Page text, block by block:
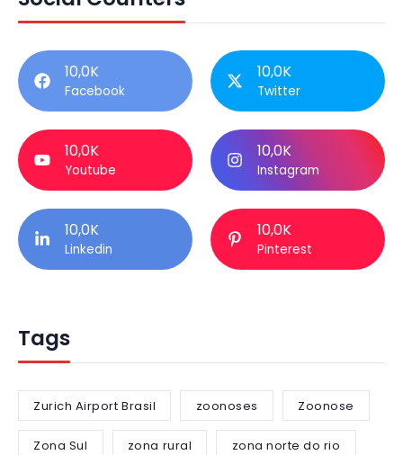
10,0K
Facebook
10,0K
Twitter
10,0K
Youtube
10,0K
Instagram
10,0K
Linkedin
10,0K
Pinterest
Tags
Zurich Airport Brasil zoonoses Zoonose
Zona Sul zona rural zona norte do rio